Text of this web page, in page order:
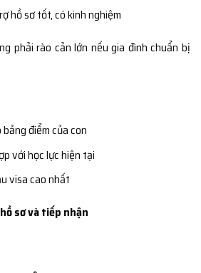
hồ sơ tốt, có kinh nghiệm
phải rào cản lớn nếu gia đình chuẩn bị
điểm của con
với học lực hiện tại
visa cao nhất
sơ và tiếp nhận